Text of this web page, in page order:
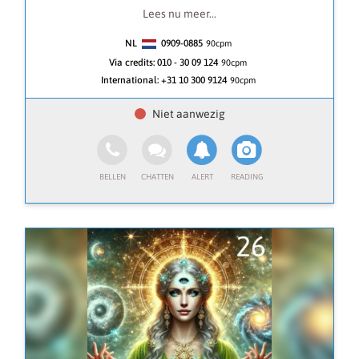
Met veel licht en liefde kijk ik met je naar het heden,
helderziendheid en heldervoelendheid duiden voor
en hoogbegaafdheid, werk en financiën.
Je mag mij alle vragen stellen. Vanuit een algemeen
consult komen we samen vanzelf bij de belangrijke
vragen uit maar vooral bij de antwoorden die jou
Talen Nederlands - Engels
Lees nu meer...
NL 0909-0885 90cpm
Via credits: 010 - 30 09 124 90cpm
International: +31 10 300 9124 90cpm